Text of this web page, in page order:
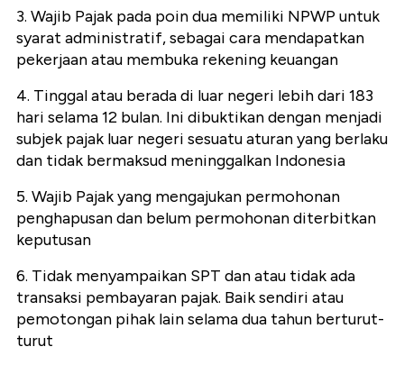
3. Wajib Pajak pada poin dua memiliki NPWP untuk
syarat administratif, sebagai cara mendapatkan
pekerjaan atau membuka rekening keuangan
4. Tinggal atau berada di luar negeri lebih dari 183
hari selama 12 bulan. Ini dibuktikan dengan menjadi
subjek pajak luar negeri sesuatu aturan yang berlaku
dan tidak bermaksud meninggalkan Indonesia
5. Wajib Pajak yang mengajukan permohonan
penghapusan dan belum permohonan diterbitkan
keputusan
6. Tidak menyampaikan SPT dan atau tidak ada
transaksi pembayaran pajak. Baik sendiri atau
pemotongan pihak lain selama dua tahun berturut-
turut